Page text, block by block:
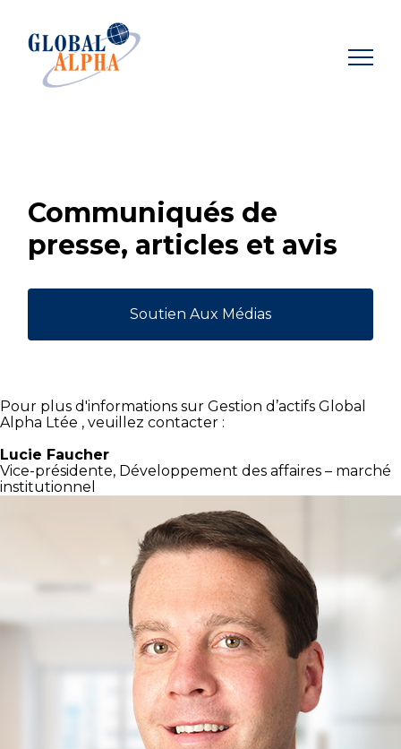
content
Communiqués de
presse, articles et avis
Soutien Aux Médias
Pour plus d'informations sur Gestion d’actifs Global
Alpha Ltée , veuillez contacter :
Lucie Faucher
Vice-présidente, Développement des affaires – marché
institutionnel